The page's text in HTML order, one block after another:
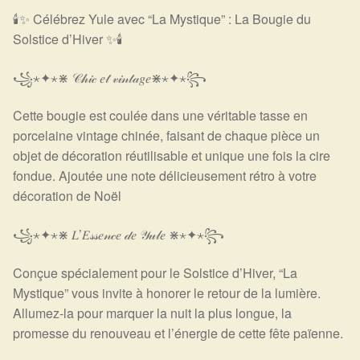
Commandes
Panier
🕯️✨ Célébrez Yule avec “La Mystique” : La Bougie du
Solstice d’Hiver ✨🕯️
꧁⋆✦⋆⋇ 𝒞𝒽𝒾𝒸 𝑒𝓉 𝓋𝒾𝓃𝓉𝒶𝑔𝑒⋇⋆✦⋆꧂
Cette bougie est coulée dans une véritable tasse en
porcelaine vintage chinée, faisant de chaque pièce un
objet de décoration réutilisable et unique une fois la cire
fondue. Ajoutée une note délicieusement rétro à votre
décoration de Noël
꧁⋆✦⋆⋇ 𝐿’𝐸𝓈𝓈𝑒𝓃𝒸𝑒 𝒹𝑒 𝒴𝓊𝓁𝑒 ⋇⋆✦⋆꧂
Conçue spécialement pour le Solstice d’Hiver, “La
Mystique” vous invite à honorer le retour de la lumière.
Allumez-la pour marquer la nuit la plus longue, la
promesse du renouveau et l’énergie de cette fête païenne.